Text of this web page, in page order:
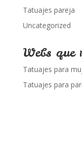
Tatuajes pareja
Uncategorized
Webs que
Tatuajes para
Tatuajes para